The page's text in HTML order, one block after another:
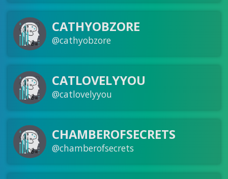
CATHYOBZORE
@cathyobzore
CATLOVELYYOU
@catlovelyyou
CHAMBEROFSECRETS
@chamberofsecrets